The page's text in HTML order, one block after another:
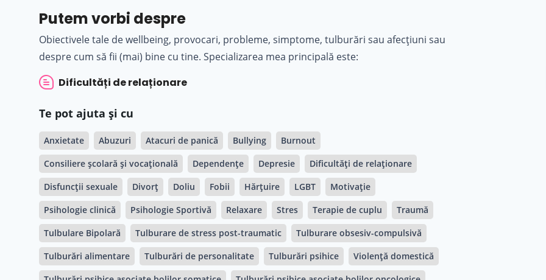
Putem vorbi despre
Obiectivele tale de wellbeing, provocari, probleme, simptome, tulburări sau afecțiuni sau
despre cum să fii (mai) bine cu tine. Specializarea mea principală este:
Dificultăți de relaționare
Te pot ajuta și cu
Anxietate Abuzuri Atacuri de panică Bullying
Burnout
Consiliere școlară și vocațională
Dependențe Depresie
Dificultăți de relaționare
Disfuncții sexuale
Divorț Doliu Fobii Hărțuire LGBT
Motivație
Psihologie clinică
Psihologie Sportivă Relaxare Stres Terapie de cuplu
Traumă
Tulbulare Bipolară
Tulburare de stress post-traumatic
Tulburare obsesiv-compulsivă
Tulburări alimentare
Tulburări de personalitate Tulburări psihice
Violență domestică